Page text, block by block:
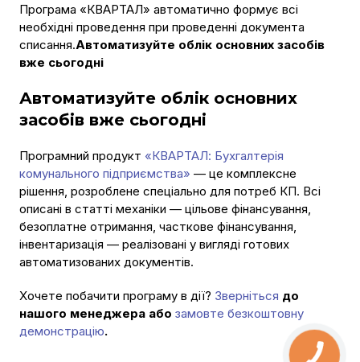
Програма «КВАРТАЛ» автоматично формує всі
необхідні проведення при проведенні документа
списання.Автоматизуйте облік основних засобів
вже сьогодні
Автоматизуйте облік основних
засобів вже сьогодні
Програмний продукт «КВАРТАЛ: Бухгалтерія
комунального підприємства» — це комплексне
рішення, розроблене спеціально для потреб КП. Всі
описані в статті механіки — цільове фінансування,
безоплатне отримання, часткове фінансування,
інвентаризація — реалізовані у вигляді готових
автоматизованих документів.
Хочете побачити програму в дії? Зверніться до
нашого менеджера або замовте безкоштовну
демонстрацію.